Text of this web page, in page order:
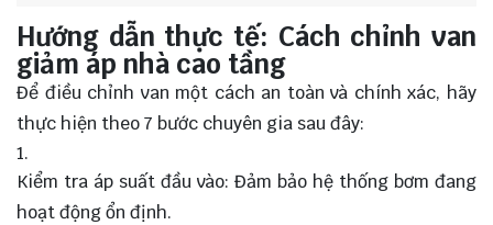
Hướng dẫn thực tế: Cách chỉnh van
giảm áp nhà cao tầng
Để điều chỉnh van một cách an toàn và chính xác, hãy
thực hiện theo 7 bước chuyên gia sau đây:
Kiểm tra áp suất đầu vào: Đảm bảo hệ thống bơm đang
hoạt động ổn định.